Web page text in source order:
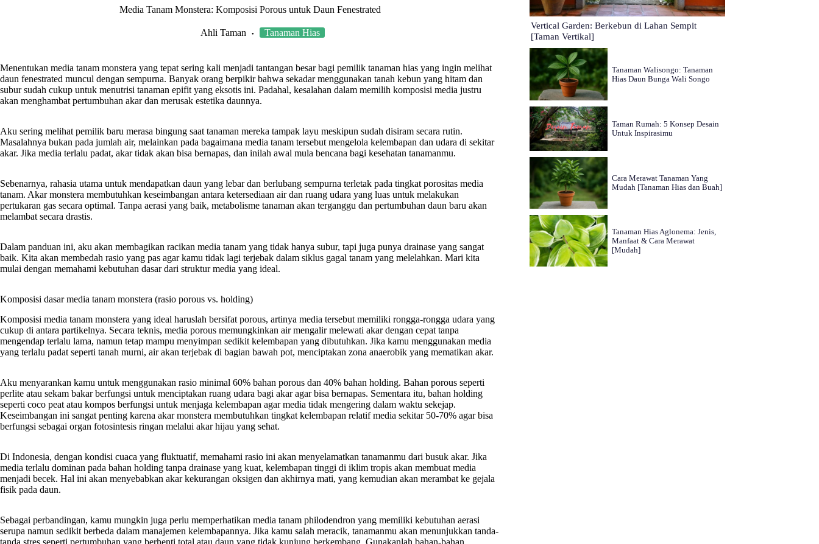
Media Tanam Monstera: Komposisi Porous untuk Daun Fenestrated
Ahli Taman Tanaman Hias
Menentukan media tanam monstera yang tepat sering kali menjadi tantangan besar bagi pemilik tanaman hias yang ingin melihat
daun fenestrated muncul dengan sempurna. Banyak orang berpikir bahwa sekadar menggunakan tanah kebun yang hitam dan
subur sudah cukup untuk menutrisi tanaman epifit yang eksotis ini. Padahal, kesalahan dalam memilih komposisi media justru
akan menghambat pertumbuhan akar dan merusak estetika daunnya.
Aku sering melihat pemilik baru merasa bingung saat tanaman mereka tampak layu meskipun sudah disiram secara rutin.
Masalahnya bukan pada jumlah air, melainkan pada bagaimana media tanam tersebut mengelola kelembapan dan udara di sekitar
akar. Jika media terlalu padat, akar tidak akan bisa bernapas, dan inilah awal mula bencana bagi kesehatan tanamanmu.
Sebenarnya, rahasia utama untuk mendapatkan daun yang lebar dan berlubang sempurna terletak pada tingkat porositas media
tanam. Akar monstera membutuhkan keseimbangan antara ketersediaan air dan ruang udara yang luas untuk melakukan
pertukaran gas secara optimal. Tanpa aerasi yang baik, metabolisme tanaman akan terganggu dan pertumbuhan daun baru akan
melambat secara drastis.
Dalam panduan ini, aku akan membagikan racikan media tanam yang tidak hanya subur, tapi juga punya drainase yang sangat
baik. Kita akan membedah rasio yang pas agar kamu tidak lagi terjebak dalam siklus gagal tanam yang melelahkan. Mari kita
mulai dengan memahami kebutuhan dasar dari struktur media yang ideal.
Komposisi dasar media tanam monstera (rasio porous vs. holding)
Komposisi media tanam monstera yang ideal haruslah bersifat porous, artinya media tersebut memiliki rongga-rongga udara yang
cukup di antara partikelnya. Secara teknis, media porous memungkinkan air mengalir melewati akar dengan cepat tanpa
mengendap terlalu lama, namun tetap mampu menyimpan sedikit kelembapan yang dibutuhkan. Jika kamu menggunakan media
yang terlalu padat seperti tanah murni, air akan terjebak di bagian bawah pot, menciptakan zona anaerobik yang mematikan akar.
Aku menyarankan kamu untuk menggunakan rasio minimal 60% bahan porous dan 40% bahan holding. Bahan porous seperti
perlite atau sekam bakar berfungsi untuk menciptakan ruang udara bagi akar agar bisa bernapas. Sementara itu, bahan holding
seperti coco peat atau kompos berfungsi untuk menjaga kelembapan agar media tidak mengering dalam waktu sekejap.
Keseimbangan ini sangat penting karena akar monstera membutuhkan tingkat kelembapan relatif media sekitar 50-70% agar bisa
berfungsi sebagai organ fotosintesis ringan melalui akar hijau yang sehat.
Di Indonesia, dengan kondisi cuaca yang fluktuatif, memahami rasio ini akan menyelamatkan tanamanmu dari busuk akar. Jika
media terlalu dominan pada bahan holding tanpa drainase yang kuat, kelembapan tinggi di iklim tropis akan membuat media
menjadi becek. Hal ini akan menyebabkan akar kekurangan oksigen dan akhirnya mati, yang kemudian akan merambat ke gejala
fisik pada daun.
Sebagai perbandingan, kamu mungkin juga perlu memperhatikan media tanam philodendron yang memiliki kebutuhan aerasi
serupa namun sedikit berbeda dalam manajemen kelembapannya. Jika kamu salah meracik, tanamanmu akan menunjukkan tanda-
tanda stres seperti pertumbuhan yang berhenti total atau daun yang tidak kunjung berkembang. Gunakanlah bahan-bahan
Vertical Garden: Berkebun di Lahan Sempit
[Taman Vertikal]
Tanaman Walisongo: Tanaman
Hias Daun Bunga Wali Songo
Taman Rumah: 5 Konsep Desain
Untuk Inspirasimu
Cara Merawat Tanaman Yang
Mudah [Tanaman Hias dan Buah]
Tanaman Hias Aglonema: Jenis,
Manfaat & Cara Merawat
[Mudah]